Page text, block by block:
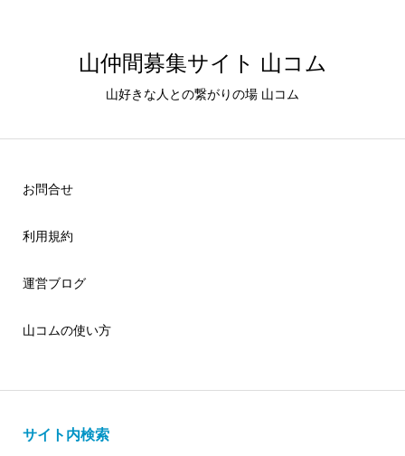
山仲間募集サイト 山コム
山好きな人との繋がりの場 山コム
お問合せ
利用規約
運営ブログ
山コムの使い方
サイト内検索